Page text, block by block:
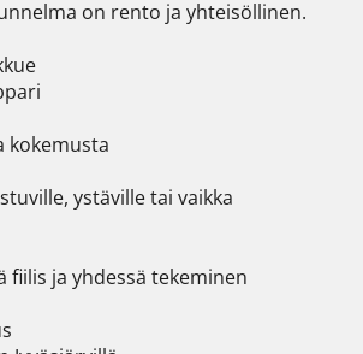
on rento ja yhteisöllinen.
kokemusta
ystäville tai vaikka
fiilis ja yhdessä tekeminen